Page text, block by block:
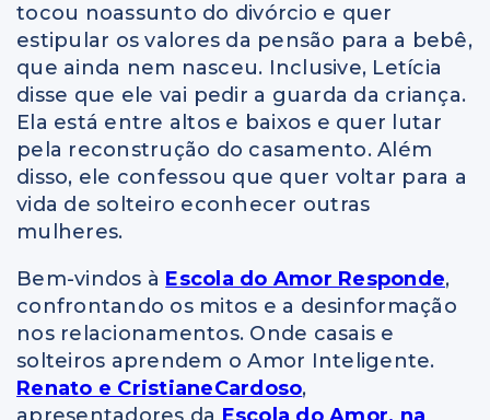
tocou noassunto do divórcio e quer
estipular os valores da pensão para a bebê,
que ainda nem nasceu. Inclusive, Letícia
disse que ele vai pedir a guarda da criança.
Ela está entre altos e baixos e quer lutar
pela reconstrução do casamento. Além
disso, ele confessou que quer voltar para a
vida de solteiro econhecer outras
mulheres.
Bem-vindos à Escola do Amor Responde,
confrontando os mitos e a desinformação
nos relacionamentos. Onde casais e
solteiros aprendem o Amor Inteligente.
Renato e CristianeCardoso,